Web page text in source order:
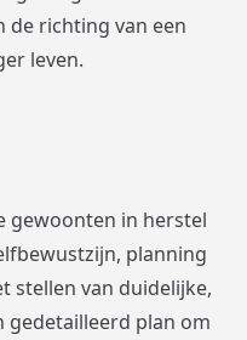
de richting van een
leven.
gewoonten in herstel
planning
stellen van duidelijke,
gedetailleerd plan om